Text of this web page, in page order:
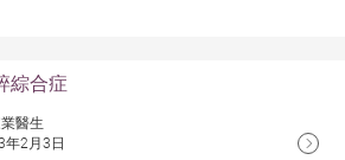
綜合症
醫生
年2月3日